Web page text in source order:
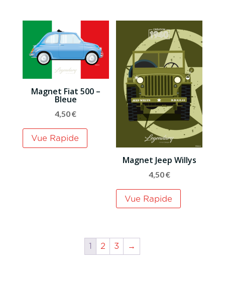
Magnet Fiat 500 –
Bleue
4,50€
Vue Rapide
Magnet Jeep Willys
4,50€
Vue Rapide
1 2 3 →